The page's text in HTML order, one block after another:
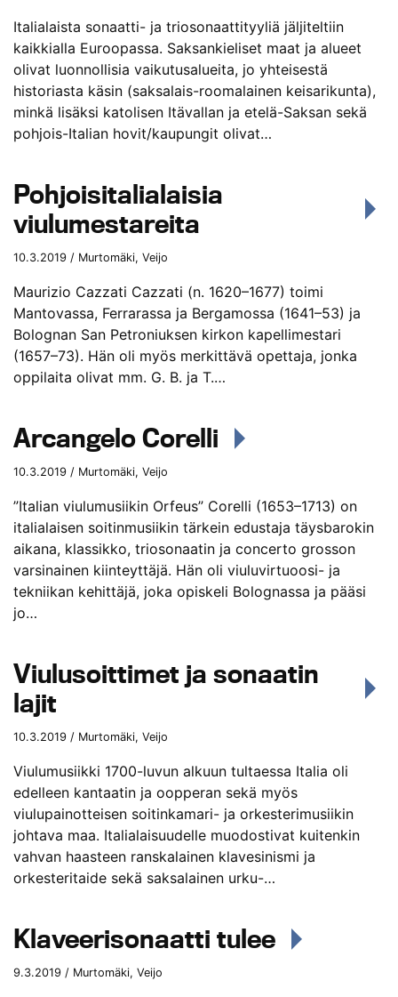
Italialaista sonaatti- ja triosonaattityyliä jäljiteltiin
kaikkialla Euroopassa. Saksankieliset maat ja alueet
olivat luonnollisia vaikutusalueita, jo yhteisestä
historiasta käsin (saksalais-roomalainen keisarikunta),
minkä lisäksi katolisen Itävallan ja etelä-Saksan sekä
pohjois-Italian hovit/kaupungit olivat…
Pohjoisitalialaisia
viulumestareita
10.3.2019 / Murtomäki, Veijo
Maurizio Cazzati Cazzati (n. 1620–1677) toimi
Mantovassa, Ferrarassa ja Bergamossa (1641–53) ja
Bolognan San Petroniuksen kirkon kapellimestari
(1657–73). Hän oli myös merkittävä opettaja, jonka
oppilaita olivat mm. G. B. ja T.…
Arcangelo Corelli
10.3.2019 / Murtomäki, Veijo
”Italian viulumusiikin Orfeus” Corelli (1653–1713) on
italialaisen soitinmusiikin tärkein edustaja täysbarokin
aikana, klassikko, triosonaatin ja concerto grosson
varsinainen kiinteyttäjä. Hän oli viuluvirtuoosi- ja
tekniikan kehittäjä, joka opiskeli Bolognassa ja pääsi
jo…
Viulusoittimet ja sonaatin
lajit
10.3.2019 / Murtomäki, Veijo
Viulumusiikki 1700-luvun alkuun tultaessa Italia oli
edelleen kantaatin ja oopperan sekä myös
viulupainotteisen soitinkamari- ja orkesterimusiikin
johtava maa. Italialaisuudelle muodostivat kuitenkin
vahvan haasteen ranskalainen klavesinismi ja
orkesteritaide sekä saksalainen urku-…
Klaveerisonaatti tulee
9.3.2019 / Murtomäki, Veijo